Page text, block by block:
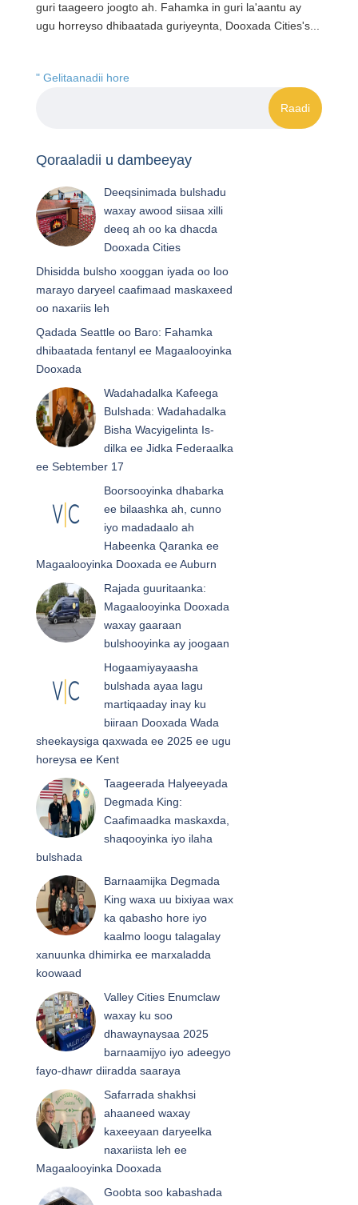
guri taageero joogto ah. Fahamka in guri la'aantu ay
ugu horreyso dhibaatada guriyeynta, Dooxada Cities's...
" Gelitaanadii hore
Qoraaladii u dambeeyay
Deeqsinimada bulshadu
waxay awood siisaa xilli
deeq ah oo ka dhacda
Dooxada Cities
Dhisidda bulsho xooggan iyada oo loo
marayo daryeel caafimaad maskaxeed
oo naxariis leh
Qadada Seattle oo Baro: Fahamka
dhibaatada fentanyl ee Magaalooyinka
Dooxada
Wadahadalka Kafeega
Bulshada: Wadahadalka
Bisha Wacyigelinta Is-
dilka ee Jidka Federaalka
ee Sebtember 17
Boorsooyinka dhabarka
ee bilaashka ah, cunno
iyo madadaalo ah
Habeenka Qaranka ee
Magaalooyinka Dooxada ee Auburn
Rajada guuritaanka:
Magaalooyinka Dooxada
waxay gaaraan
bulshooyinka ay joogaan
Hogaamiyayaasha
bulshada ayaa lagu
martiqaaday inay ku
biiraan Dooxada Wada
sheekaysiga qaxwada ee 2025 ee ugu
horeysa ee Kent
Taageerada Halyeeyada
Degmada King:
Caafimaadka maskaxda,
shaqooyinka iyo ilaha
bulshada
Barnaamijka Degmada
King waxa uu bixiyaa wax
ka qabasho hore iyo
kaalmo loogu talagalay
xanuunka dhimirka ee marxaladda
koowaad
Valley Cities Enumclaw
waxay ku soo
dhawaynaysaa 2025
barnaamijyo iyo adeegyo
fayo-dhawr diiradda saaraya
Safarrada shakhsi
ahaaneed waxay
kaxeeyaan daryeelka
naxariista leh ee
Magaalooyinka Dooxada
Goobta soo kabashada